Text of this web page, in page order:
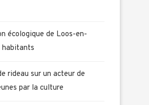
écologique de Loos-en-
habitants
rideau sur un acteur de
par la culture